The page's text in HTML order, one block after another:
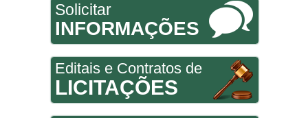
Solicitar
INFORMAÇÕES
Editais e Contratos de
LICITAÇÕES